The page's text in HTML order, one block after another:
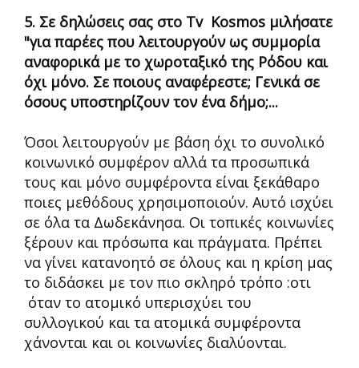
5. Σε δηλώσεις σας στο Tv Kosmos μιλήσατε
"για παρέες που λειτουργούν ως συμμορία
αναφορικά με το χωροταξικό της Ρόδου και
όχι μόνο. Σε ποιους αναφέρεστε; Γενικά σε
όσους υποστηρίζουν τον ένα δήμο;...
Όσοι λειτουργούν με βάση όχι το συνολικό
κοινωνικό συμφέρον αλλά τα προσωπικά
τους και μόνο συμφέροντα είναι ξεκάθαρο
ποιες μεθόδους χρησιμοποιούν. Αυτό ισχύει
σε όλα τα Δωδεκάνησα. Οι τοπικές κοινωνίες
ξέρουν και πρόσωπα και πράγματα. Πρέπει
να γίνει κατανοητό σε όλους και η κρίση μας
το διδάσκει με τον πιο σκληρό τρόπο :οτι
όταν το ατομικό υπερισχύει του
συλλογικού και τα ατομικά συμφέροντα
χάνονται και οι κοινωνίες διαλύονται.